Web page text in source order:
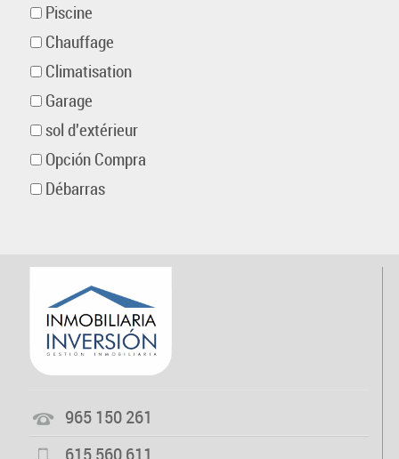
Piscine
Chauffage
Climatisation
Garage
sol d'extérieur
Opción Compra
Débarras
965 150 261